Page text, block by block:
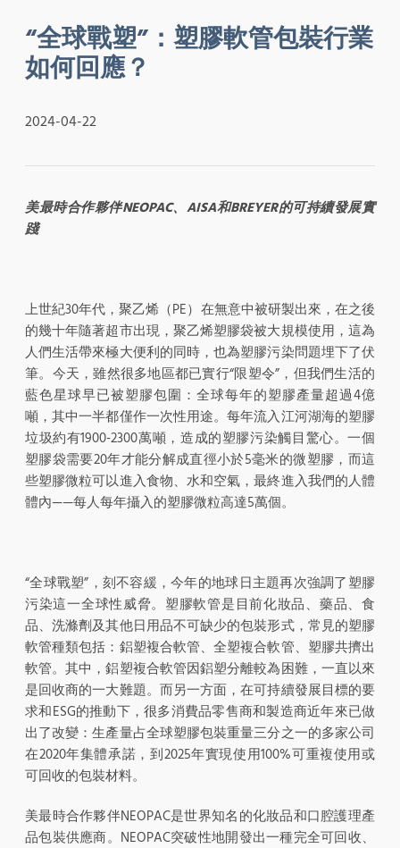
“全球戰塑”：塑膠軟管包裝行業
如何回應？
2024-04-22
美最時合作夥伴NEOPAC、AISA和BREYER的可持續發展實
踐
上世紀30年代，聚乙烯（PE）在無意中被研製出來，在之後
的幾十年隨著超市出現，聚乙烯塑膠袋被大規模使用，這為
人們生活帶來極大便利的同時，也為塑膠污染問題埋下了伏
筆。今天，雖然很多地區都已實行“限塑令”，但我們生活的
藍色星球早已被塑膠包圍：全球每年的塑膠產量超過4億
噸，其中一半都僅作一次性用途。每年流入江河湖海的塑膠
垃圾約有1900-2300萬噸，造成的塑膠污染觸目驚心。一個
塑膠袋需要20年才能分解成直徑小於5毫米的微塑膠，而這
些塑膠微粒可以進入食物、水和空氣，最終進入我們的人體
體內——每人每年攝入的塑膠微粒高達5萬個。
“全球戰塑”，刻不容緩，今年的地球日主題再次強調了塑膠
污染這一全球性威脅。塑膠軟管是目前化妝品、藥品、食
品、洗滌劑及其他日用品不可缺少的包裝形式，常見的塑膠
軟管種類包括：鋁塑複合軟管、全塑複合軟管、塑膠共擠出
軟管。其中，鋁塑複合軟管因鋁塑分離較為困難，一直以來
是回收商的一大難題。而另一方面，在可持續發展目標的要
求和ESG的推動下，很多消費品零售商和製造商近年來已做
出了改變：生產量占全球塑膠包裝重量三分之一的多家公司
在2020年集體承諾，到2025年實現使用100%可重複使用或
可回收的包裝材料。
美最時合作夥伴NEOPAC是世界知名的化妝品和口腔護理產
品包裝供應商。NEOPAC突破性地開發出一種完全可回收、